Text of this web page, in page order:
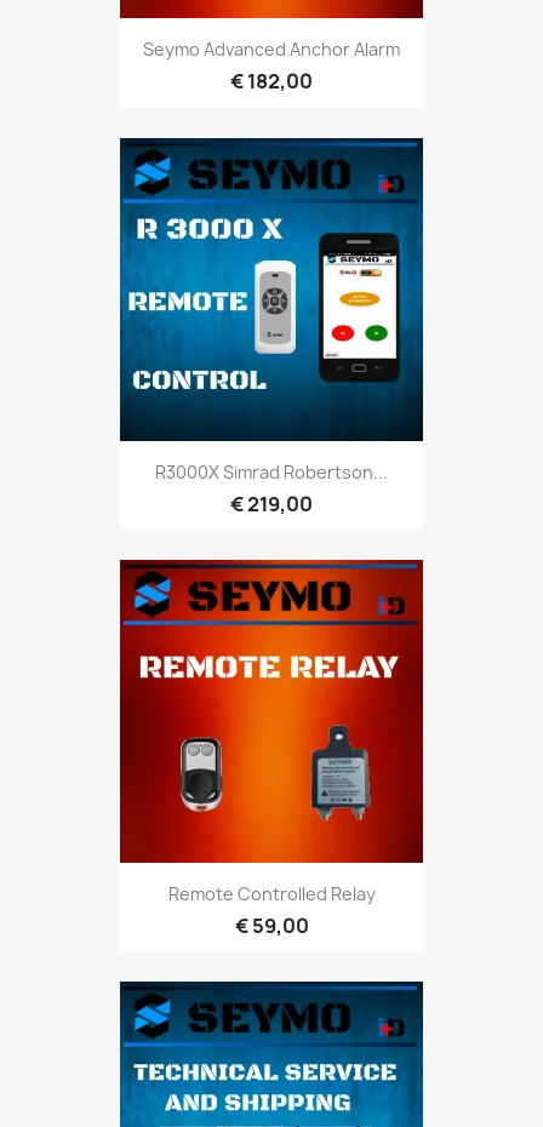
Seymo Advanced Anchor Alarm
€ 182,00
R3000X Simrad Robertson...
€ 219,00
Remote Controlled Relay
€ 59,00